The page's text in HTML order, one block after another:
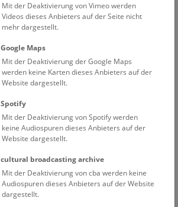
Mit der Deaktivierung von Vimeo werden
Videos dieses Anbieters auf der Seite nicht
mehr dargestellt.
Google Maps
Mit der Deaktivierung der Google Maps
werden keine Karten dieses Anbieters auf der
Website dargestellt.
Spotify
Mit der Deaktivierung von Spotify werden
keine Audiospuren dieses Anbieters auf der
Website dargestellt.
cultural broadcasting archive
Mit der Deaktivierung von cba werden keine
Audiospuren dieses Anbieters auf der Website
dargestellt.